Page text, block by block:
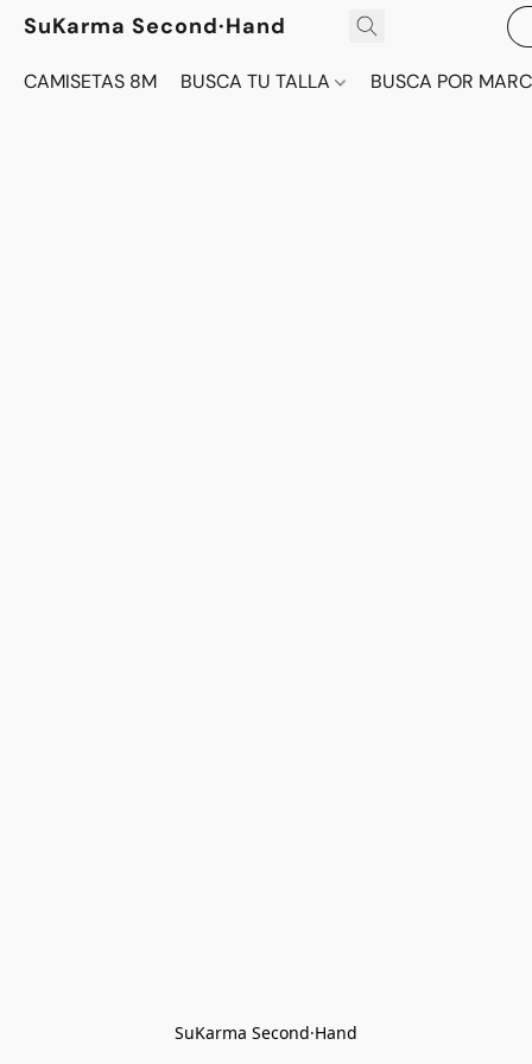
SuKarma Second·Hand
CAMISETAS 8M BUSCA TU TALLA BUSCA POR
SuKarma Second·Hand